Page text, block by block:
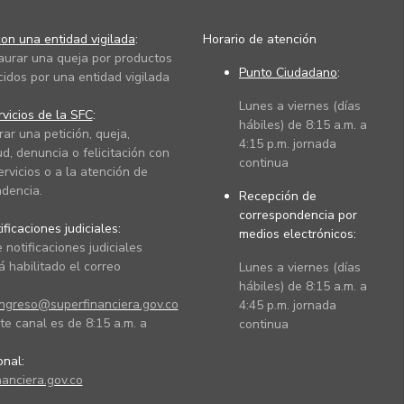
una entidad vigilada:
una queja por productos
por una entidad vigilada
de la SFC:
una petición, queja,
denuncia o felicitación con
o a la atención de
judiciales:
notificaciones judiciales
habilitado el correo
canal es de 8:15 a.m. a
Horario de atención
Punto Ciudadano:
Lunes a viernes (días
hábiles) de 8:15 a.m. a
4:15 p.m. jornada
continua
Recepción de
correspondencia por
medios electrónicos:
Lunes a viernes (días
hábiles) de 8:15 a.m. a
4:45 p.m. jornada
continua